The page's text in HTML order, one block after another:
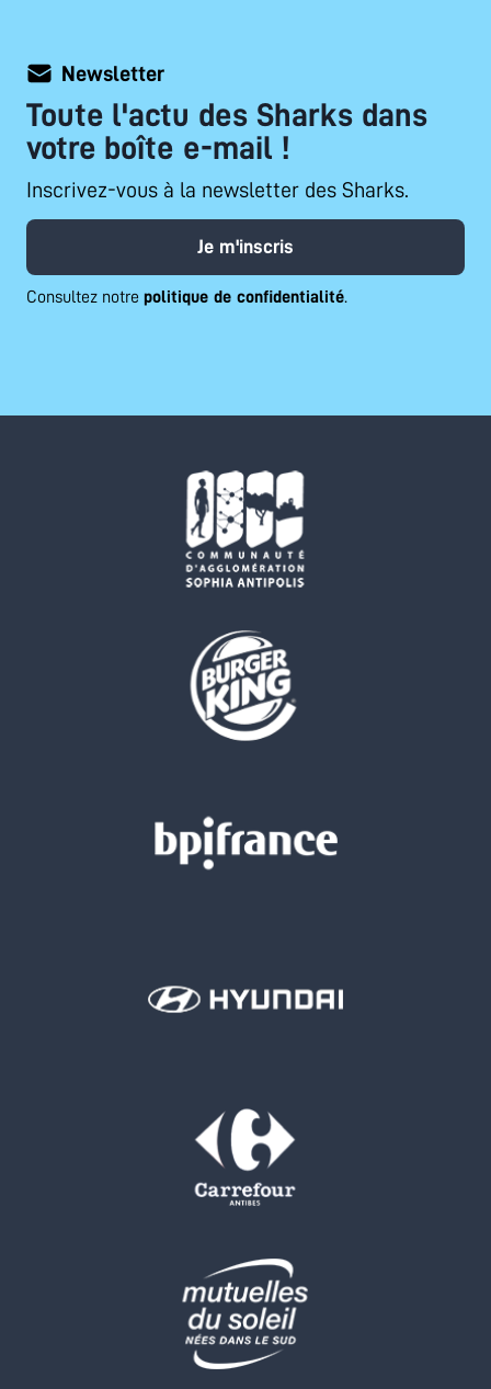
Newsletter
Toute l'actu des Sharks dans
votre boîte e-mail !
Inscrivez-vous à la newsletter des Sharks.
Je m'inscris
Consultez notre politique de confidentialité.